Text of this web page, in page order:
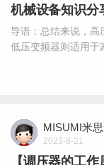
机械设备知识分
导语：总结来说，高
低压变频器则适用于
MISUMI米
2023-8-21
【调压器的工